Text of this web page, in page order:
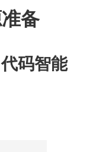
备
码智能